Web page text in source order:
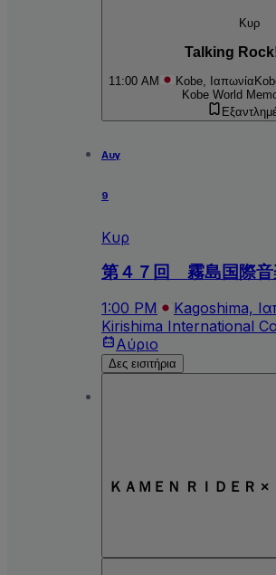
Κυρ
Talking
11:00 AM Kobe, Ιαπωνία
Kobe World
Αυγ
9
Κυρ
第４７回 霧島国際音
1:00 PM Kagoshima,
Kirishima International
Αύριο
Δες εισιτήρια
ＫＡＭＥＮ ＲＩＤＥＲ